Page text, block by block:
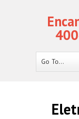
Go To...